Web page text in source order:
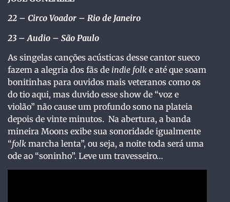
22 – Circo Voador – Rio de Janeiro
23 – Audio – São Paulo
As singelas canções acústicas desse cantor sueco
fazem a alegria dos fãs de indie folk e até que soam
bonitinhas para ouvidos mais veteranos como os
do tio aqui, mas duvido esse show de “voz e
violão” não cause um profundo sono na plateia
depois de vinte minutos. Na abertura, a banda
mineira Moons exibe sua sonoridade igualmente
“folk marcha lenta”, ou seja, a noite toda será uma
ode ao “soninho”. Leve um travesseiro…